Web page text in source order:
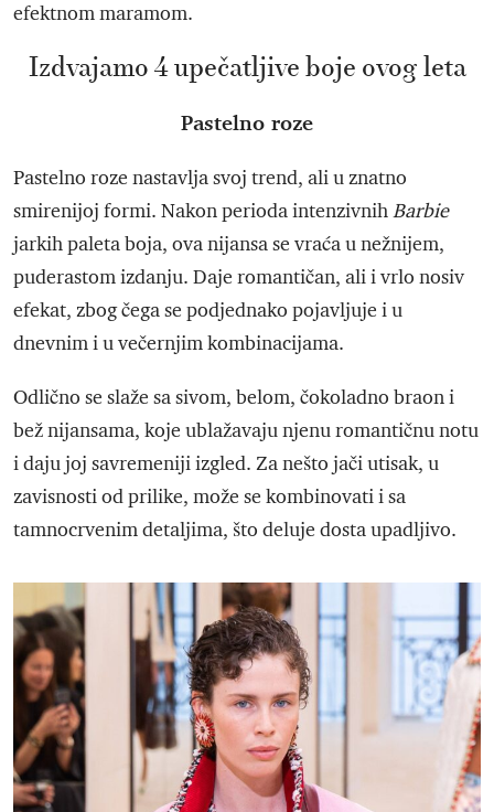
efektnom maramom.
Izdvajamo 4 upečatljive boje ovog leta
Pastelno roze
Pastelno roze nastavlja svoj trend, ali u znatno
smirenijoj formi. Nakon perioda intenzivnihBarbie
jarkih paleta boja, ova nijansa se vraća u nežnijem,
puderastom izdanju. Daje romantičan, ali i vrlo nosiv
efekat, zbog čega se podjednako pojavljuje i u
dnevnim i u večernjim kombinacijama.
Odlično se slaže sa sivom, belom, čokoladno braon i
bež nijansama, koje ublažavaju njenu romantičnu notu
i daju joj savremeniji izgled. Za nešto jači utisak, u
zavisnosti od prilike, može se kombinovati i sa
tamnocrvenim detaljima, što deluje dosta upadljivo.